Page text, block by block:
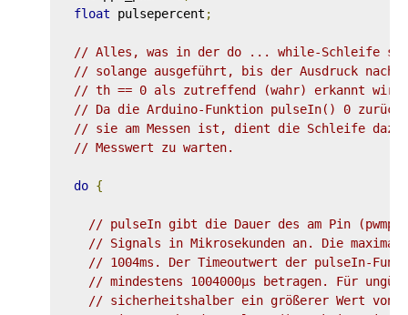
float pulsepercent ;
// Alles, was in der do ... while-Schleife
// solange ausgeführt, bis der Ausdruck nach
// th == 0 als zutreffend (wahr) erkannt wird.
// Da die Arduino-Funktion pulseIn() 0
// sie am Messen ist, dient die Schleife
// Messwert zu warten.
do {
// pulseIn gibt die Dauer des am Pin
// Signals in Mikrosekunden an. Die
// 1004ms. Der Timeoutwert der pulseIn-
// mindestens 1004000µs betragen. Für
// sicherheitshalber ein größerer Wert von